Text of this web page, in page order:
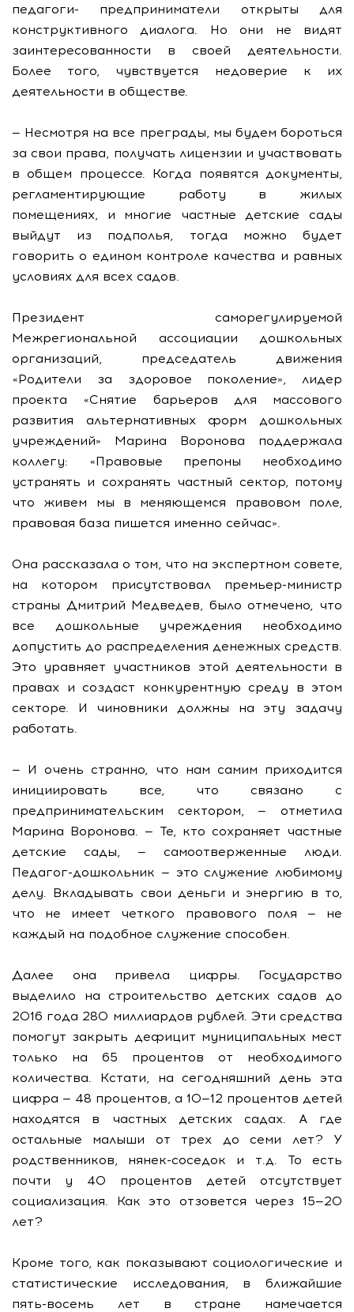
педагоги- предприниматели открыты для
конструктивного диалога. Но они не видят
заинтересованности в своей деятельности.
Более того, чувствуется недоверие к их
деятельности в обществе.
— Несмотря на все преграды, мы будем бороться
за свои права, получать лицензии и участвовать
в общем процессе. Когда появятся документы,
регламентирующие работу в жилых
помещениях, и многие частные детские сады
выйдут из подполья, тогда можно будет
говорить о едином контроле качества и равных
условиях для всех садов.
Президент саморегулируемой
Межрегиональной ассоциации дошкольных
организаций, председатель движения
«Родители за здоровое поколение», лидер
проекта «Снятие барьеров для массового
развития альтернативных форм дошкольных
учреждений» Марина Воронова поддержала
коллегу: «Правовые препоны необходимо
устранять и сохранять частный сектор, потому
что живем мы в меняющемся правовом поле,
правовая база пишется именно сейчас».
Она рассказала о том, что на экспертном совете,
на котором присутствовал премьер-министр
страны Дмитрий Медведев, было отмечено, что
все дошкольные учреждения необходимо
допустить до распределения денежных средств.
Это уравняет участников этой деятельности в
правах и создаст конкурентную среду в этом
секторе. И чиновники должны на эту задачу
работать.
— И очень странно, что нам самим приходится
инициировать все, что связано с
предпринимательским сектором, — отметила
Марина Воронова. — Те, кто сохраняет частные
детские сады, — самоотверженные люди.
Педагог-дошкольник — это служение любимому
делу. Вкладывать свои деньги и энергию в то,
что не имеет четкого правового поля — не
каждый на подобное служение способен.
Далее она привела цифры. Государство
выделило на строительство детских садов до
2016 года 280 миллиардов рублей. Эти средства
помогут закрыть дефицит муниципальных мест
только на 65 процентов от необходимого
количества. Кстати, на сегодняшний день эта
цифра — 48 процентов, а 10—12 процентов детей
находятся в частных детских садах. А где
остальные малыши от трех до семи лет? У
родственников, нянек-соседок и т.д. То есть
почти у 40 процентов детей отсутствует
социализация. Как это отзовется через 15—20
лет?
Кроме того, как показывают социологические и
статистические исследования, в ближайшие
пять-восемь лет в стране намечается